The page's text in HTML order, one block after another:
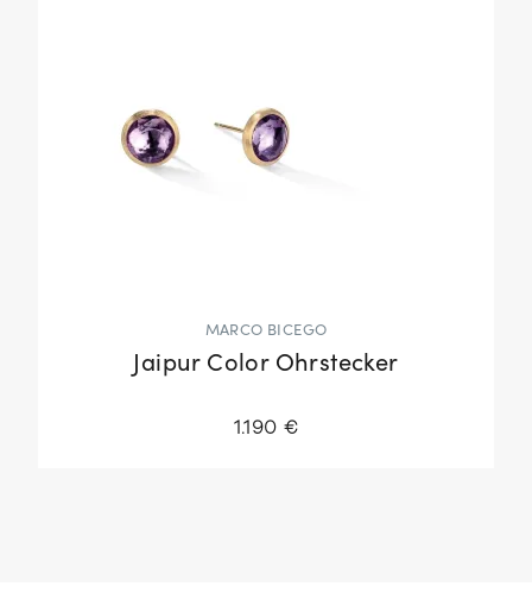
MARCO BICEGO
Jaipur Color Ohrstecker
1.190 €